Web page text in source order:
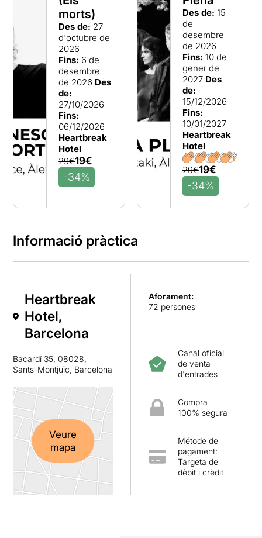
morts)
Des de: 27
d'octubre de
2026
Fins: 6 de
desembre
de 2026 Des
de:
27/10/2026
Fins:
06/12/2026
Heartbreak
Hotel
29€19€
-34%
Des de: 15
de
desembre
de 2026
Fins: 10 de
gener de
2027 Des
de:
15/12/2026
Fins:
10/01/2027
Heartbreak
Hotel
29€19€
-34%
Informació pràctica
Heartbreak
Hotel,
Barcelona
Bacardí 35, 08028,
Sants-Montjuïc, Barcelona
Veure
mapa
Aforament:
72 persones
Canal oficial
de venta
d'entrades
Compra
100% segura
Métode de
pagament:
Targeta de
dèbit i crèdit